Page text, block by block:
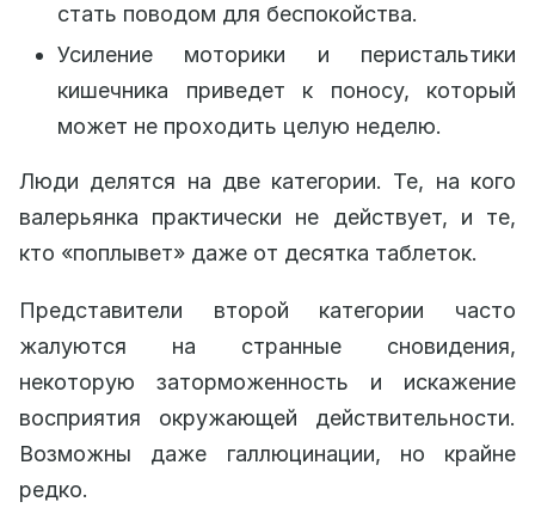
стать поводом для беспокойства.
Усиление моторики и перистальтики
кишечника приведет к поносу, который
может не проходить целую неделю.
Люди делятся на две категории. Те, на кого
валерьянка практически не действует, и те,
кто «поплывет» даже от десятка таблеток.
Представители второй категории часто
жалуются на странные сновидения,
некоторую заторможенность и искажение
восприятия окружающей действительности.
Возможны даже галлюцинации, но крайне
редко.